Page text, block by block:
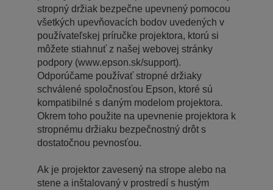
stropný držiak bezpečne upevnený pomocou
všetkých upevňovacích bodov uvedených v
používateľskej príručke projektora, ktorú si
môžete stiahnuť z našej webovej stránky
podpory (www.epson.sk/support).
Odporúčame používať stropné držiaky
schválené spoločnosťou Epson, ktoré sú
kompatibilné s daným modelom projektora.
Okrem toho použite na upevnenie projektora k
stropnému držiaku bezpečnostný drôt s
dostatočnou pevnosťou.
Ak je projektor zavesený na strope alebo na
stene a inštalovaný v prostredí s hustým